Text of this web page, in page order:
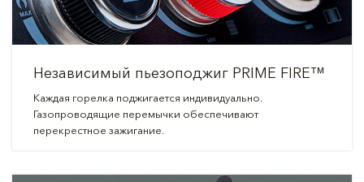
Независимый пьезоподжиг PRIME FIRE™
Каждая горелка поджигается индивидуально.
Газопроводящие перемычки обеспечивают
перекрестное зажигание.